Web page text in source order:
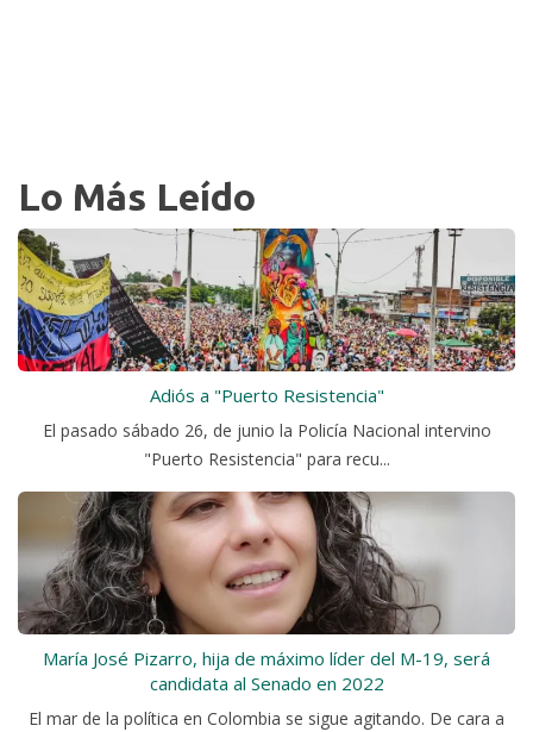
Lo Más Leído
Adiós a "Puerto Resistencia"
El pasado sábado 26, de junio la Policía Nacional intervino
"Puerto Resistencia" para recu...
María José Pizarro, hija de máximo líder del M-19, será
candidata al Senado en 2022
El mar de la política en Colombia se sigue agitando. De cara a